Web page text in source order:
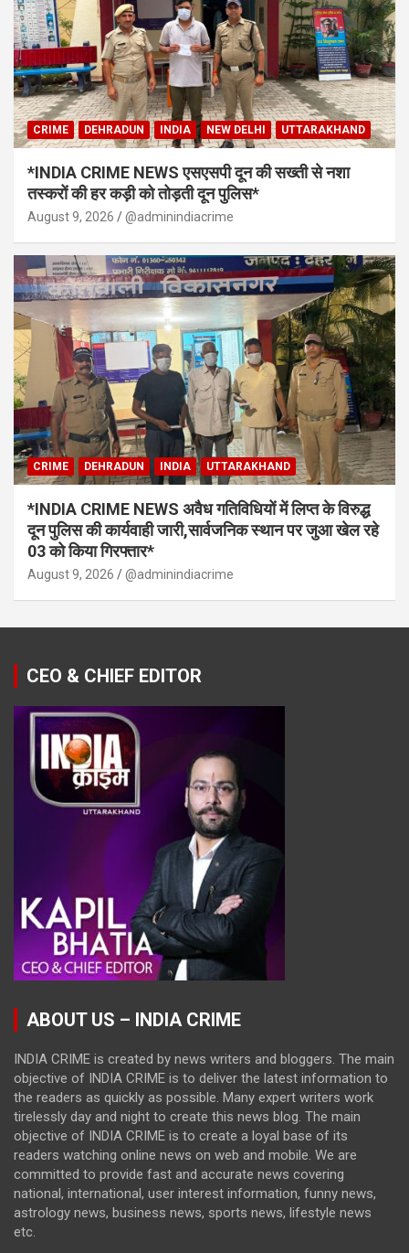
CRIME DEHRADUN INDIA NEW DELHI UTTARAKHAND
*INDIA CRIME NEWS एसएसपी दून की सख्ती से नशा
तस्करों की हर कड़ी को तोड़ती दून पुलिस*
August 9, 2026 @adminindiacrime
CRIME DEHRADUN INDIA UTTARAKHAND
*INDIA CRIME NEWS अवैध गतिविधियों में लिप्त के विरुद्ध
दून पुलिस की कार्यवाही जारी,सार्वजनिक स्थान पर जुआ खेल रहे
03 को किया गिरफ्तार*
August 9, 2026 @adminindiacrime
CEO & CHIEF EDITOR
ABOUT US – INDIA CRIME
INDIA CRIME is created by news writers and bloggers. The main
objective of INDIA CRIME is to deliver the latest information to
the readers as quickly as possible. Many expert writers work
tirelessly day and night to create this news blog. The main
objective of INDIA CRIME is to create a loyal base of its
readers watching online news on web and mobile. We are
committed to provide fast and accurate news covering
national, international, user interest information, funny news,
astrology news, business news, sports news, lifestyle news
etc.